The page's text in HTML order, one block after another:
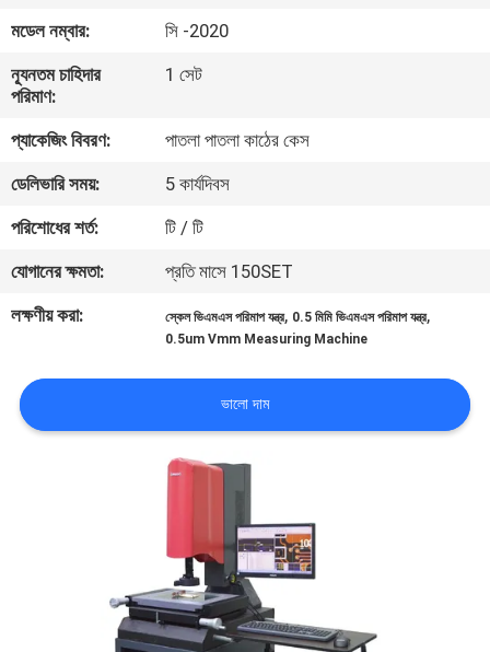
কারখানা
ভ্রমণ
মান
নিয়ন্ত্রণ
আমাদের
সাথে
করুন
মডেল নম্বার:
সি -2020
ন্যূনতম চাহিদার
পরিমাণ:
1 সেট
প্যাকেজিং বিবরণ:
পাতলা পাতলা কাঠের কেস
ডেলিভারি সময়:
5 কার্যদিবস
পরিশোধের শর্ত:
টি / টি
যোগানের ক্ষমতা:
প্রতি মাসে 150SET
লক্ষণীয় করা:
স্কেল ভিএমএস পরিমাপ যন্ত্র, 0.5 মিমি ভিএমএস পরিমাপ যন্ত্র,
0.5um Vmm Measuring Machine
ভালো দাম